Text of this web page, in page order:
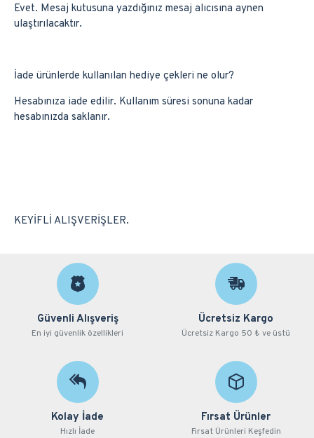
Evet. Mesaj kutusuna yazdığınız mesaj alıcısına aynen
ulaştırılacaktır.
İade ürünlerde kullanılan hediye çekleri ne olur?
Hesabınıza iade edilir. Kullanım süresi sonuna kadar
hesabınızda saklanır.
KEYİFLİ ALIŞVERİŞLER.
Güvenli Alışveriş
En iyi güvenlik özellikleri
Ücretsiz Kargo
Ücretsiz Kargo 50 ₺ ve üstü
Kolay İade
Hızlı İade
Fırsat Ürünler
Fırsat Ürünleri Keşfedin